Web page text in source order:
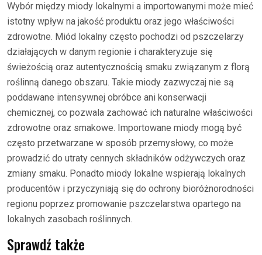
Wybór między miody lokalnymi a importowanymi może mieć
istotny wpływ na jakość produktu oraz jego właściwości
zdrowotne. Miód lokalny często pochodzi od pszczelarzy
działających w danym regionie i charakteryzuje się
świeżością oraz autentycznością smaku związanym z florą
roślinną danego obszaru. Takie miody zazwyczaj nie są
poddawane intensywnej obróbce ani konserwacji
chemicznej, co pozwala zachować ich naturalne właściwości
zdrowotne oraz smakowe. Importowane miody mogą być
często przetwarzane w sposób przemysłowy, co może
prowadzić do utraty cennych składników odżywczych oraz
zmiany smaku. Ponadto miody lokalne wspierają lokalnych
producentów i przyczyniają się do ochrony bioróżnorodności
regionu poprzez promowanie pszczelarstwa opartego na
lokalnych zasobach roślinnych.
Sprawdź także